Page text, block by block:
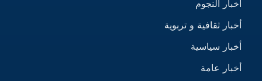
أخبار النجوم
أخبار ثقافية و تربوية
أخبار سياسية
أخبار عامة